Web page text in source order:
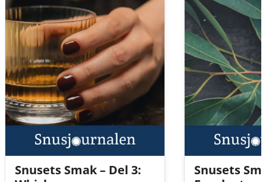
Snusets Smak – Del 3:
Snusets